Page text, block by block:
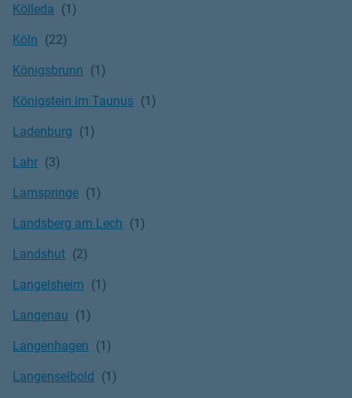
Kölleda
Köln
Königsbrunn
Königstein im Taunus
Ladenburg
Lahr
Lamspringe
Landsberg am Lech
Landshut
Langelsheim
Langenau
Langenhagen
Langenselbold